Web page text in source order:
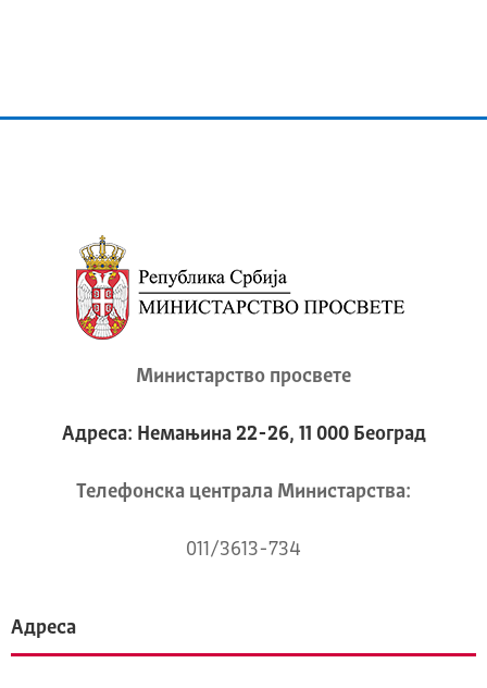
Министарство просвете
Адреса: Немањина 22-26, 11 000 Београд
Телeфонска централа Mинистарства:
011/3613-734
Адреса